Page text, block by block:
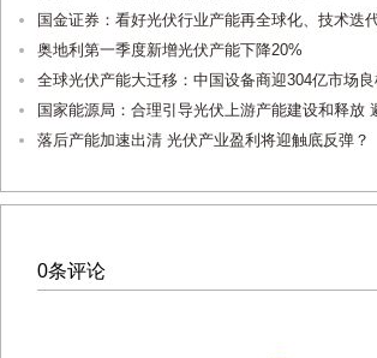
国金证券：看好光伏行业产能再全球化、技术迭
奥地利第一季度新增光伏产能下降20%
全球光伏产能大迁移：中国设备商迎304亿市场
国家能源局：合理引导光伏上游产能建设和释放
落后产能加速出清 光伏产业盈利将迎触底反弹？
0条评论